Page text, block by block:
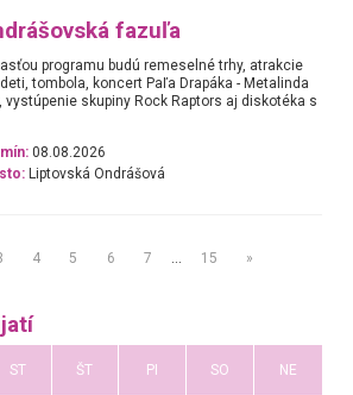
fazuľa
programu budú remeselné trhy, atrakcie
tombola, koncert Paľa Drapáka - Metalinda
vystúpenie skupiny Rock Raptors aj diskotéka s
08.08.2026
Liptovská Ondrášová
4 5 6 7 … 15 »
ST ŠT PI SO NE